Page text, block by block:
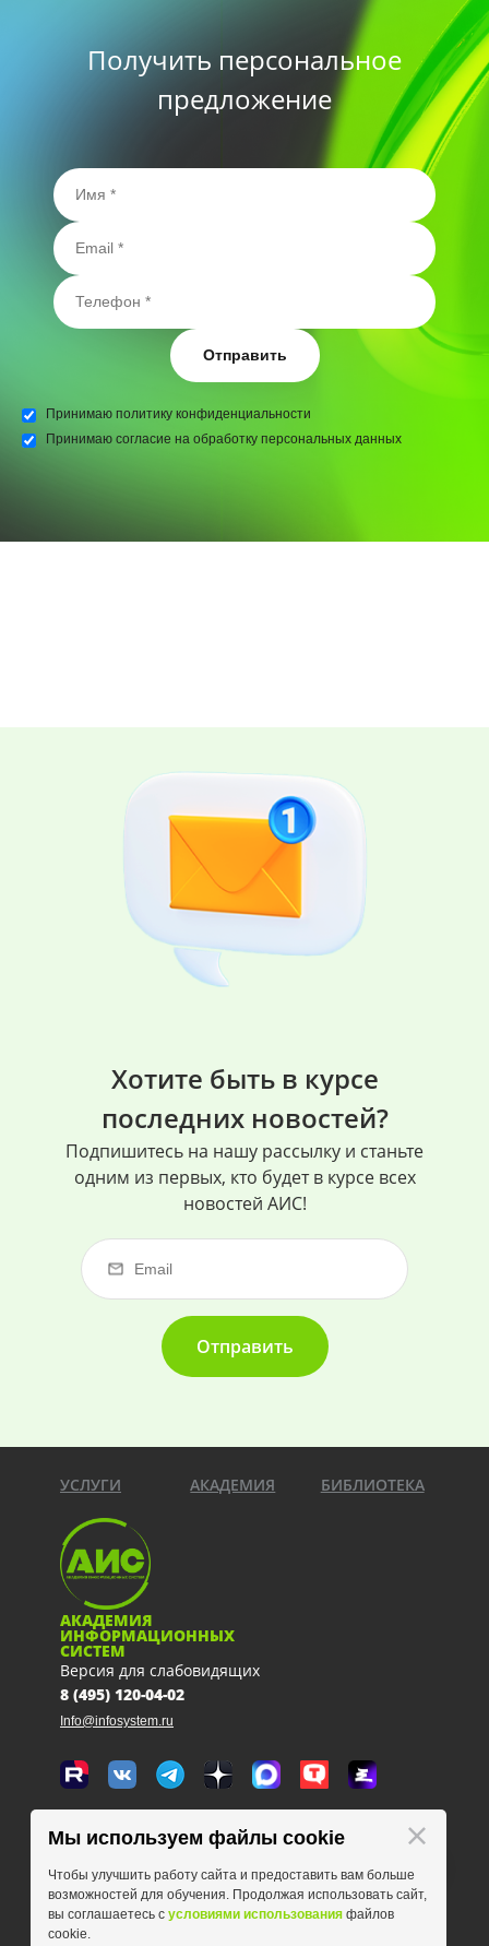
Получить персональное
предложение
Отправить
Принимаю политику конфиденциальности
Принимаю согласие на обработку персональных данных
Хотите быть в курсе
последних новостей?
Подпишитесь на нашу рассылку и станьте
одним из первых, кто будет в курсе всех
новостей АИС!
Отправить
УСЛУГИ АКАДЕМИЯ БИБЛИОТЕКА
АКАДЕМИЯ
ИНФОРМАЦИОННЫХ
СИСТЕМ
Версия для слабовидящих
8 (495) 120-04-02
Info@infosystem.ru
Москва, 111123, ул. Плеханова, 4а
схема проезда
Мы используем файлы cookie
Чтобы улучшить работу сайта и предоставить вам больше
возможностей для обучения. Продолжая использовать сайт,
вы соглашаетесь с условиями использования файлов
cookie.